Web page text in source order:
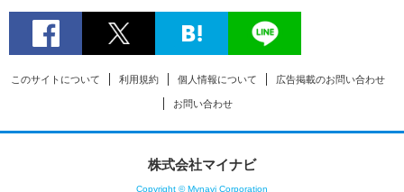
このサイトについて 利用規約 個人情報について 広告掲載のお問い合わせ
お問い合わせ
株式会社マイナビ
Copyright © Mynavi Corporation